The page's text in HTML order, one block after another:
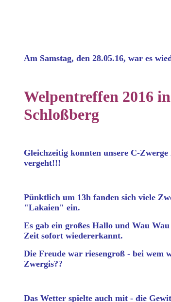
Am Samstag, den 28.05.16, war es
Welpentreffen 2016
Schloßberg
Gleichzeitig konnten unsere C-
vergeht!!!
Pünktlich um 13h fanden sich viele
"Lakaien" ein.
Es gab ein großes Hallo und Wau
Zeit sofort wiedererkannt.
Die Freude war riesengroß - bei wem
Zwergis??
Das Wetter spielte auch mit - die